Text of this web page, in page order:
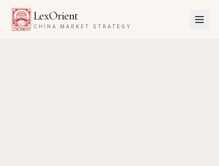
LexOrient
CHINA MARKET STRATEGY